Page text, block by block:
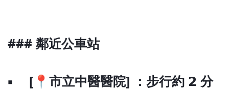
### 鄰近公車站
▪ [📍市立中醫醫院] ：步行約 𝟮 分